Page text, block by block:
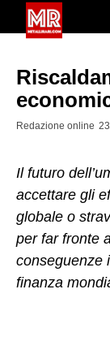
Redazione online
Il futuro
accettare gli
globale o
per far fronte
conseguenze
finanza